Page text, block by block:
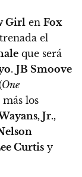
Girl en Fox
el
que será
. JB Smoove
One
más los
Jr.,
Curtis y